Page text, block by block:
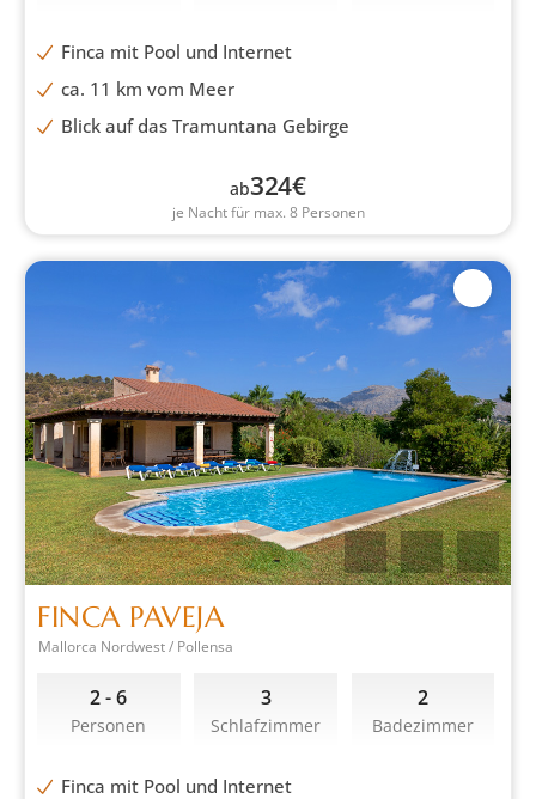
Finca mit Pool und Internet
ca. 11 km vom Meer
Blick auf das Tramuntana Gebirge
ab324€
je Nacht für max. 8 Personen
FINCA PAVEJA
Mallorca Nordwest / Pollensa
2 - 6
Personen
3
Schlafzimmer
2
Badezimmer
Finca mit Pool und Internet